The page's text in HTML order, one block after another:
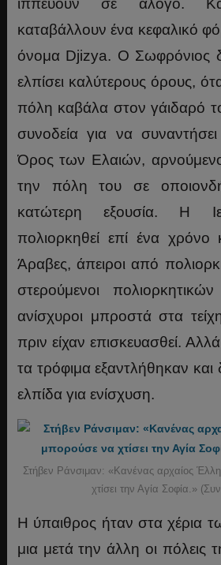
καταβάλλουν ένα κεφαλικό
όνομα Djizya. Ο Σωφρόνιος
ελπίσει καλύτερους όρους,
πόλη καβάλα στον γάιδαρό
συνοδεία για να
Όρος των Ελαιών,
την πόλη του σε
κατώτερη εξουσία. Η
πολιορκηθεί επί ένα χρόνο
Άραβες, άπειροι από
στερούμενοι
ανίσχυροι μπροστά στα
πριν είχαν επισκευασθεί.
τα τρόφιμα εξαντλήθηκαν
ελπίδα για ενίσχυση.
Στήβεν Ράνσιμαν: «Κανένας αρχαίος
χτίσει την Αγία Σοφία.»
Η ύπαιθρος ήταν στα χέρια
μια μετά την άλλη οι πόλεις